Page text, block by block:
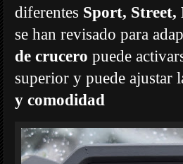
diferentes Sport,
se han revisado para
de crucero puede
superior y puede ajustar
y comodidad